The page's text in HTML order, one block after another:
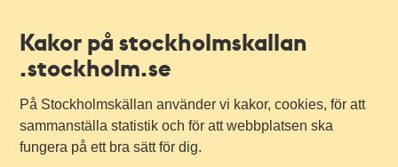
Kakor på stockholmskallan
.stockholm.se
På Stockholmskällan använder vi kakor, cookies, för att
sammanställa statistik och för att webbplatsen ska
fungera på ett bra sätt för dig.